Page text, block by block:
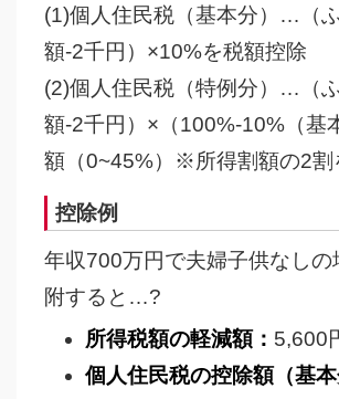
(1)個人住民税（基本分）…（
額-2千円）×10%を税額控除
(2)個人住民税（特例分）…（
額-2千円）×（100%-10%（基
額（0~45%）※所得割額の2割
控除例
年収700万円で夫婦子供なしの
附すると…?
所得税額の軽減額： 5,600
個人住民税の控除額（基本